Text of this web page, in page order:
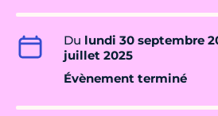
Du lundi 30 septembre
juillet 2025
Évènement terminé